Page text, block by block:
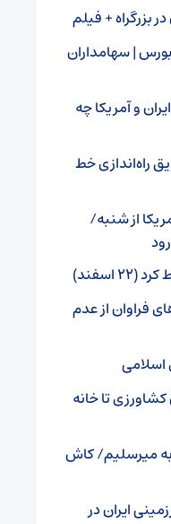
بزرگراه + فیلم
| سهامداران
و آمریکا چه
راه‌اندازی خط
از شنبه/
اسفند)
فراوان از عدم
تا خانه
میرسلیم/ کاش
ایران در